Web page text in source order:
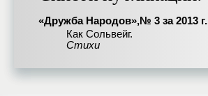
«Дружба Народов»,№ 3 за 2013 г.
Как Сольвейг.
Стихи